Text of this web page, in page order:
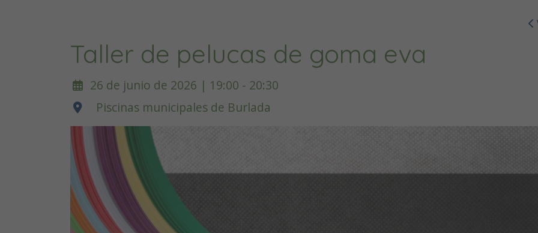
Taller de pelucas de goma eva
26 de junio de 2026 | 19:00 - 20:30
Piscinas municipales de Burlada